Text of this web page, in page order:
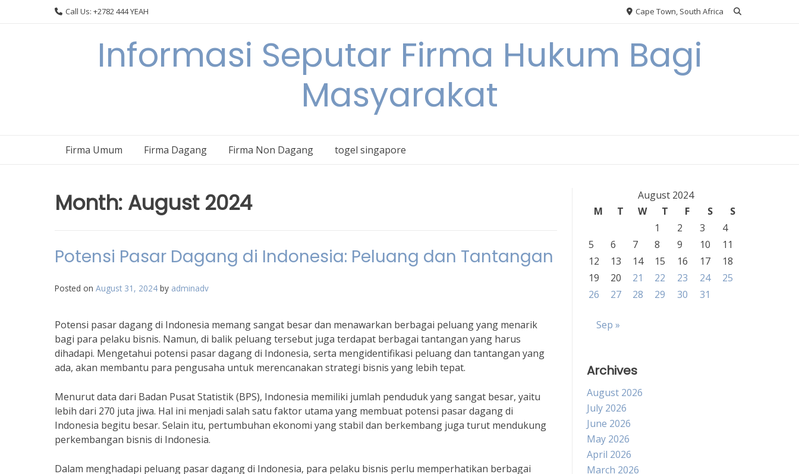
Call Us: +2782 444 YEAH Cape Town, South Africa
Informasi Seputar Firma Hukum Bagi
Masyarakat
Firma Umum Firma Dagang Firma Non Dagang togel singapore
Month: August 2024
Potensi Pasar Dagang di Indonesia: Peluang dan Tantangan
Posted on August 31, 2024 by adminadv
Potensi pasar dagang di Indonesia memang sangat besar dan menawarkan berbagai peluang yang menarik
bagi para pelaku bisnis. Namun, di balik peluang tersebut juga terdapat berbagai tantangan yang harus
dihadapi. Mengetahui potensi pasar dagang di Indonesia, serta mengidentifikasi peluang dan tantangan yang
ada, akan membantu para pengusaha untuk merencanakan strategi bisnis yang lebih tepat.
Menurut data dari Badan Pusat Statistik (BPS), Indonesia memiliki jumlah penduduk yang sangat besar, yaitu
lebih dari 270 juta jiwa. Hal ini menjadi salah satu faktor utama yang membuat potensi pasar dagang di
Indonesia begitu besar. Selain itu, pertumbuhan ekonomi yang stabil dan berkembang juga turut mendukung
perkembangan bisnis di Indonesia.
Dalam menghadapi peluang pasar dagang di Indonesia, para pelaku bisnis perlu memperhatikan berbagai
August 2024
M
T W T F S
S
1
2 3
4
5
6 7 8 9 10
11
12
13 14 15 16 17
18
19
20 21 22 23 24
25
26
27 28 29 30 31
Sep »
Archives
August 2026
July 2026
June 2026
May 2026
April 2026
March 2026